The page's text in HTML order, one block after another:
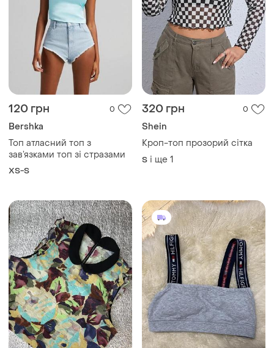
120 грн 0
Bershka
Топ атласний топ з
зав’язками топ зі стразами
XS-S
320 грн 0
Shein
Кроп-топ прозорий сітка
S і ще 1